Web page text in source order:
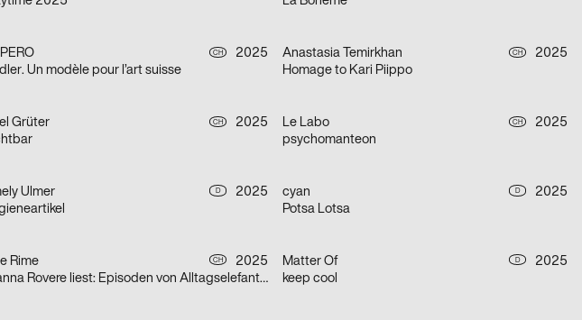
CH
2025
Un modèle pour l’art suisse
Anastasia Temirkhan CH
2025
Homage to Kari Piippo
Grüter CH
2025
Le Labo CH
2025
psychomanteon
Ulmer D
2025
cyan D
2025
Potsa Lotsa
Rime CH
2025
Gianna Rovere liest: Episoden von Alltagselefanten
Matter Of D
2025
keep cool